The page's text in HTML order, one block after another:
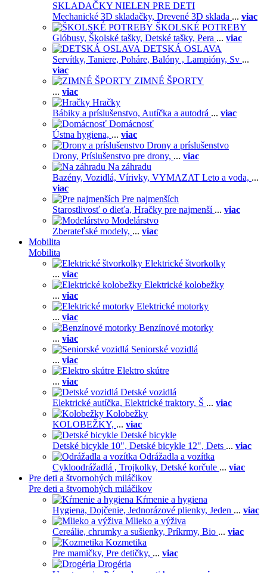
SKLADAČKY NIELEN PRE DETI
Mechanické 3D skladačky, Drevené 3D sklada ... viac
ŠKOLSKÉ POTREBY
Glóbusy, Školské tašky, Detské tašky, Pera ... viac
DETSKÁ OSLAVA
Servítky, Taniere, Poháre, Balóny , Lampióny, Sv ...
viac
ZIMNÉ ŠPORTY
... viac
Hračky
Bábiky a príslušenstvo, Autíčka a autodrá ... viac
Domácnosť
Ústna hygiena, ... viac
Drony a príslušenstvo
Drony, Príslušenstvo pre drony, ... viac
Na záhradu
Bazény, Vozidlá, Vírivky, VYMAZAT Leto a voda, ...
viac
Pre najmenších
Starostlivosť o dieťa, Hračky pre najmenší ... viac
Modelárstvo
Zberateľské modely, ... viac
Mobilita
Mobilita
Elektrické štvorkolky
... viac
Elektrické kolobežky
... viac
Elektrické motorky
... viac
Benzínové motorky
... viac
Seniorské vozidlá
... viac
Elektro skútre
... viac
Detské vozidlá
Elektrické autíčka, Elektrické traktory, Š ... viac
Kolobežky
KOLOBEŽKY, ... viac
Detské bicykle
Detské bicykle 10", Detské bicykle 12", Dets ... viac
Odrážadla a vozítka
Cykloodrážadlá , Trojkolky, Detské korčule ... viac
Pre deti a štvornohých miláčikov
Pre deti a štvornohých miláčikov
Kŕmenie a hygiena
Hygiena, Dojčenie, Jednorázové plienky, Jeden ... viac
Mlieko a výživa
Cereálie, chrumky a sušienky, Príkrmy, Bio ... viac
Kozmetika
Pre mamičky, Pre detičky, ... viac
Drogéria